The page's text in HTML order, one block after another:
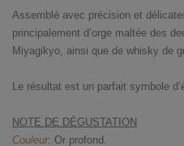
Assemblé avec précision et
principalement d’orge maltée des
Miyagikyo, ainsi que de whisky de
Le résultat est un parfait symbole
NOTE DE DÉGUSTATION
Couleur: Or profond.